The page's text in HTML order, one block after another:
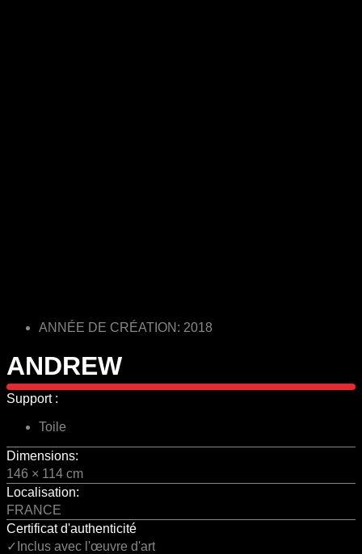
ANNÉE DE CRÉATION: 2018
ANDREW
Support :
Toile
Dimensions:
146 × 114 cm
Localisation:
FRANCE
Certificat d'authenticité
✓Inclus avec l'œuvre d'art